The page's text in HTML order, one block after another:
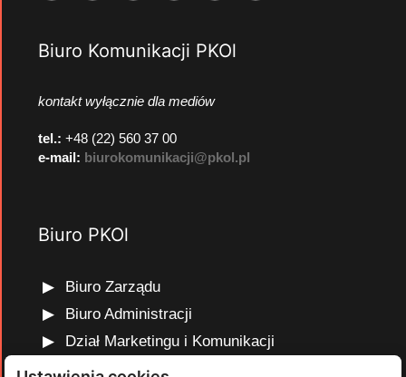
Biuro Komunikacji PKOl
kontakt wyłącznie dla mediów
tel.: +48 (22) 560 37 00
e-mail: biurokomunikacji@pkol.pl
Biuro PKOl
Biuro Zarządu
Biuro Administracji
Dział Marketingu i Komunikacji
Dział Edukacji Olimpijskiej